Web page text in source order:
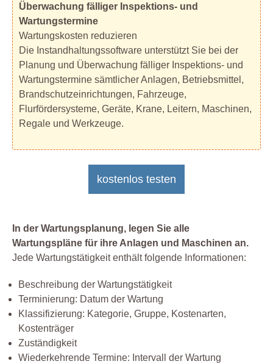
Überwachung fälliger Inspektions- und
Wartungstermine
Wartungskosten reduzieren
Die Instandhaltungssoftware unterstützt Sie bei der
Planung und Überwachung fälliger Inspektions- und
Wartungstermine sämtlicher Anlagen, Betriebsmittel,
Brandschutzeinrichtungen, Fahrzeuge,
Flurfördersysteme, Geräte, Krane, Leitern, Maschinen,
Regale und Werkzeuge.
kostenlos testen
In der Wartungsplanung, legen Sie alle
Wartungspläne für ihre Anlagen und Maschinen an.
Jede Wartungstätigkeit enthält folgende Informationen:
Beschreibung der Wartungstätigkeit
Terminierung: Datum der Wartung
Klassifizierung: Kategorie, Gruppe, Kostenarten,
Kostenträger
Zuständigkeit
Wiederkehrende Termine: Intervall der Wartung